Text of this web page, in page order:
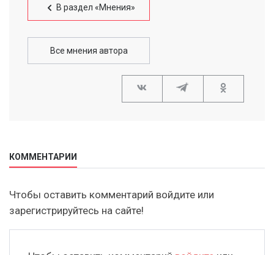
В раздел «Мнения»
Все мнения автора
КОММЕНТАРИИ
Чтобы оставить комментарий войдите или
зарегистрируйтесь на сайте!